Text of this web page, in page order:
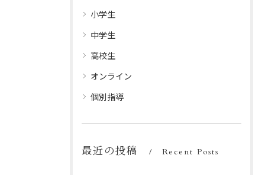
小学生
中学生
高校生
オンライン
個別指導
最近の投稿 Recent Posts